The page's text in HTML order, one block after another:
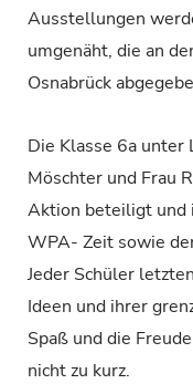
Ausstellungen
umgenäht, die an
Osnabrück
Die Klasse 6a unter
Möschter und Frau
Aktion beteiligt und
WPA- Zeit sowie
Jeder Schüler
Ideen und ihrer
Spaß und die
nicht zu kurz.